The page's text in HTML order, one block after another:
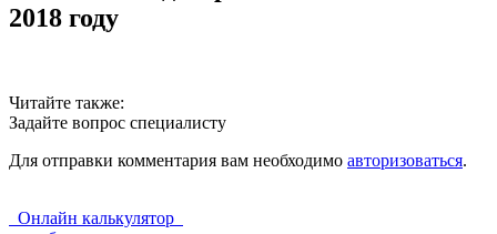
2018 году
Читайте также:
Задайте вопрос специалисту
Для отправки комментария вам необходимо авторизоваться.
Онлайн калькулятор